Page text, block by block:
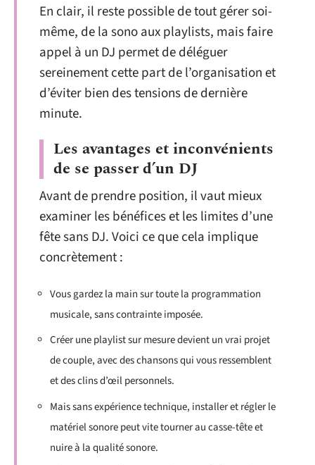
En clair, il reste possible de tout gérer soi-
même, de la sono aux playlists, mais faire
appel à un DJ permet de déléguer
sereinement cette part de l’organisation et
d’éviter bien des tensions de dernière
minute.
Les avantages et inconvénients
de se passer d’un DJ
Avant de prendre position, il vaut mieux
examiner les bénéfices et les limites d’une
fête sans DJ. Voici ce que cela implique
concrètement :
Vous gardez la main sur toute la programmation
musicale, sans contrainte imposée.
Créer une playlist sur mesure devient un vrai projet
de couple, avec des chansons qui vous ressemblent
et des clins d’œil personnels.
Mais sans expérience technique, installer et régler le
matériel sonore peut vite tourner au casse-tête et
nuire à la qualité sonore.